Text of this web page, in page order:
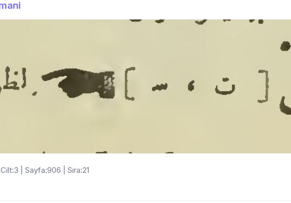
| Sayfa:906 | Sıra:21